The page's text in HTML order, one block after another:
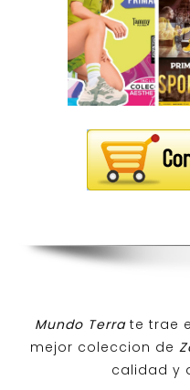
Mundo Terra te trae
mejor coleccion de
calidad y